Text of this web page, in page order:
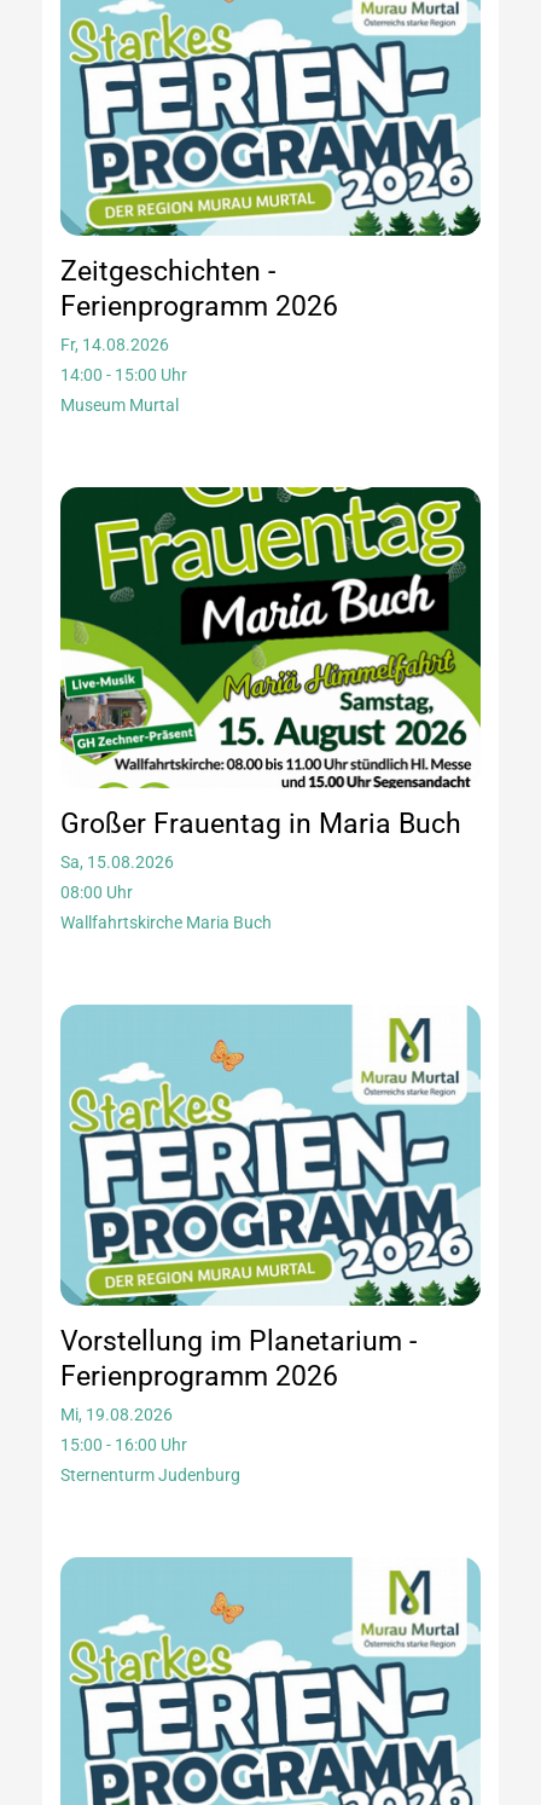
Zeitgeschichten -
Ferienprogramm 2026
Fr, 14.08.2026
14:00 - 15:00 Uhr
Museum Murtal
Großer Frauentag in Maria Buch
Sa, 15.08.2026
08:00 Uhr
Wallfahrtskirche Maria Buch
Vorstellung im Planetarium -
Ferienprogramm 2026
Mi, 19.08.2026
15:00 - 16:00 Uhr
Sternenturm Judenburg